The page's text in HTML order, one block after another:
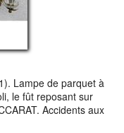
Lampe de parquet à
le fût reposant sur
Accidents aux